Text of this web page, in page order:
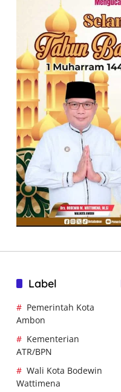
Label
Pemerintah Kota
Ambon
Kementerian
ATR/BPN
Wali Kota Bodewin
Wattimena